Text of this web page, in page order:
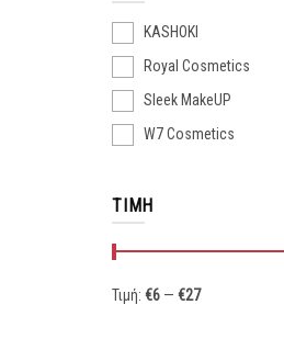
KASHOKI
Royal Cosmetics
Sleek MakeUP
W7 Cosmetics
ΤΙΜΉ
Τιμή: €6 — €27